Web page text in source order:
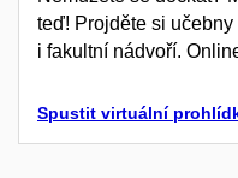
teď! Projděte si
i fakultní nádvoří.
Spustit virtuální